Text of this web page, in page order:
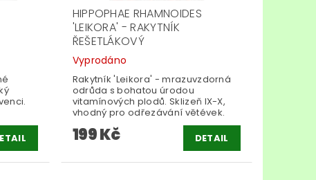
HIPPOPHAE RHAMNOIDES
'LEIKORA' - RAKYTNÍK
ŘEŠETLÁKOVÝ
Vyprodáno
Rakytník 'Leikora' - mrazuvzdorná
odrůda s bohatou úrodou
vitamínových plodů. Sklizeň IX-X,
vhodný pro odřezávání větévek.
199 Kč DETAIL